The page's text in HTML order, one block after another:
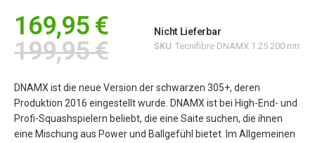
169,95 €
199,95 €
Nicht Lieferbar
SKU Tecnifibre DNAMX 1.25 200 mtr
DNAMX ist die neue Version der schwarzen 305+, deren
Produktion 2016 eingestellt wurde. DNAMX ist bei High-End- und
Profi-Squashspielern beliebt, die eine Saite suchen, die ihnen
eine Mischung aus Power und Ballgefühl bietet. Im Allgemeinen